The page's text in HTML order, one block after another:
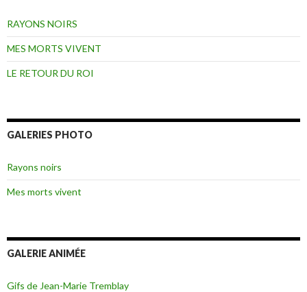
RAYONS NOIRS
MES MORTS VIVENT
LE RETOUR DU ROI
GALERIES PHOTO
Rayons noirs
Mes morts vivent
GALERIE ANIMÉE
Gifs de Jean-Marie Tremblay